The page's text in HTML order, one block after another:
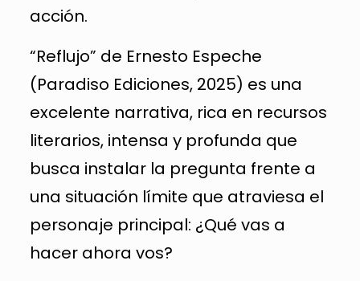
acción.
“Reflujo” de Ernesto Espeche
(Paradiso Ediciones, 2025) es una
excelente narrativa, rica en recursos
literarios, intensa y profunda que
busca instalar la pregunta frente a
una situación límite que atraviesa el
personaje principal: ¿Qué vas a
hacer ahora vos?